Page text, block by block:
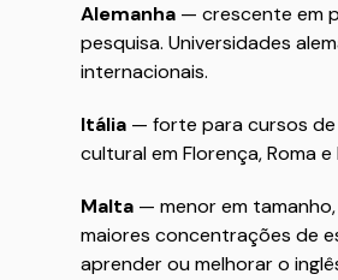
Alemanha — crescente em
pesquisa. Universidades
internacionais.
Itália — forte para cursos de
cultural em Florença, Roma
Malta — menor em
maiores concentrações de
aprender ou melhorar o